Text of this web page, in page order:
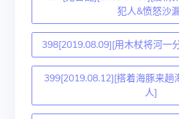
犯人&愤怒沙
398[2019.08.09][用木杖将河一
399[2019.08.12][搭着海豚来趟
人]